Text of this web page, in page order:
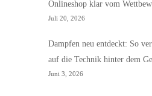
Onlineshop klar vom
Juli 20, 2026
Dampfen neu entdeckt: So
auf die Technik hinter dem
Juni 3, 2026